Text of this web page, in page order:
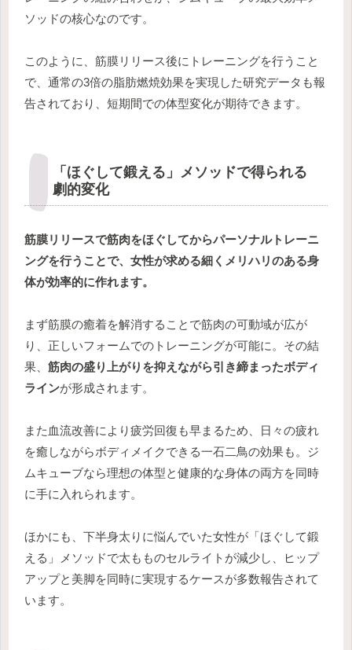
ソッドの核心なのです。
このように、筋膜リリース後にトレーニングを行うこと
で、通常の3倍の脂肪燃焼効果を実現した研究データも報
告されており、短期間での体型変化が期待できます。
「ほぐして鍛える」メソッドで得られる
劇的変化
筋膜リリースで筋肉をほぐしてからパーソナルトレーニ
ングを行うことで、女性が求める細くメリハリのある身
体が効率的に作れます。
まず筋膜の癒着を解消することで筋肉の可動域が広が
り、正しいフォームでのトレーニングが可能に。その結
果、 筋肉の盛り上がりを抑えながら引き締まったボディ
ラインが形成されます。
また血流改善により疲労回復も早まるため、日々の疲れ
を癒しながらボディメイクできる一石二鳥の効果も。ジ
ムキューブなら理想の体型と健康的な身体の両方を同時
に手に入れられます。
ほかにも、下半身太りに悩んでいた女性が「ほぐして鍛
える」メソッドで太もものセルライトが減少し、ヒップ
アップと美脚を同時に実現するケースが多数報告されて
います。